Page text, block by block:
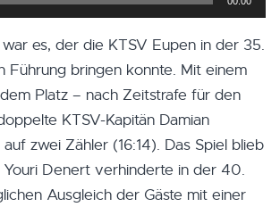
es, der die KTSV Eupen in der 35.
Führung bringen konnte. Mit einem
Platz – nach Zeitstrafe für den
KTSV-Kapitän Damian
zwei Zähler (16:14). Das Spiel blieb
Denert verhinderte in der 40.
Ausgleich der Gäste mit einer